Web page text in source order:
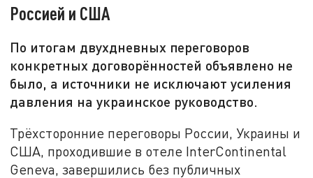
Россией и США
По итогам двухдневных переговоров
конкретных договорённостей объявлено не
было, а источники не исключают усиления
давления на украинское руководство.
Трёхсторонние переговоры России, Украины и
США, проходившие в отеле InterContinental
Geneva, завершились без публичных